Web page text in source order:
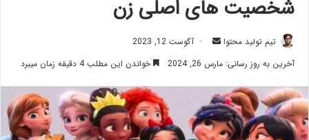
شخصیت های اصلی زن
تیم تولید محتوا
ارسال
ایمیل
آگوست 12, 2023
آخرین به روز رسانی: مارس 26, 2024
خواندن این مطلب 4 دقیقه زمان میبرد